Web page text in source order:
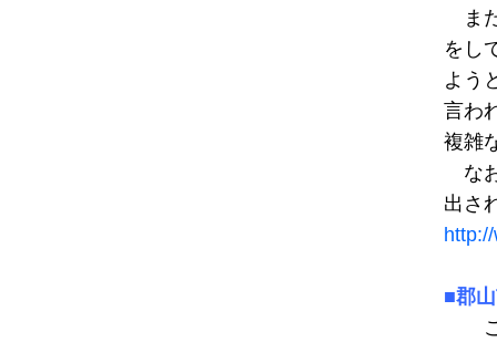
ま
をし
よう
言わ
複雑
な
出さ
■郡
こ